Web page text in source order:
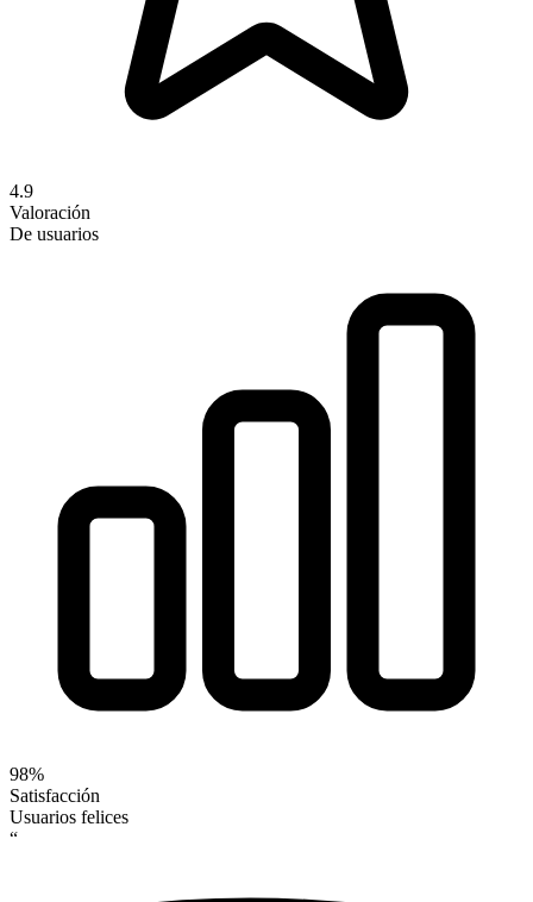
4.9
Valoración
De usuarios
98%
Satisfacción
Usuarios felices
“